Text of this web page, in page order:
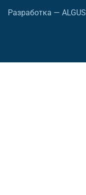
Разработка — ALGUS